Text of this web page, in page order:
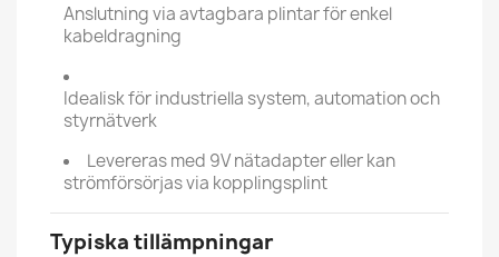
Anslutning via avtagbara plintar för enkel
kabeldragning
Idealisk för industriella system, automation och
styrnätverk
Levereras med 9V nätadapter eller kan
strömförsörjas via kopplingsplint
Typiska tillämpningar